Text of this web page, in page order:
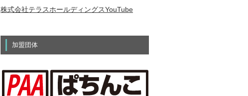
株式会社テラスホールディングスYouTube
加盟団体